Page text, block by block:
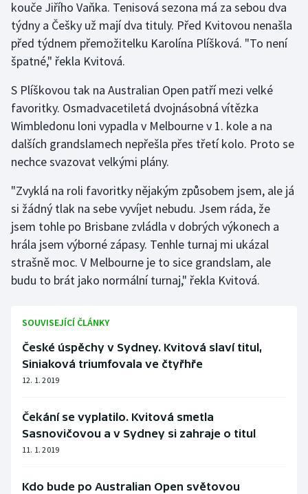
kouče Jiřího Vaňka. Tenisová sezona má za sebou dva
týdny a Češky už mají dva tituly. Před Kvitovou nenašla
před týdnem přemožitelku Karolína Plíšková. "To není
špatné," řekla Kvitová.
S Plíškovou tak na Australian Open patří mezi velké
favoritky. Osmadvacetiletá dvojnásobná vítězka
Wimbledonu loni vypadla v Melbourne v 1. kole a na
dalších grandslamech nepřešla přes třetí kolo. Proto se
nechce svazovat velkými plány.
"Zvyklá na roli favoritky nějakým způsobem jsem, ale já
si žádný tlak na sebe vyvíjet nebudu. Jsem ráda, že
jsem tohle po Brisbane zvládla v dobrých výkonech a
hrála jsem výborné zápasy. Tenhle turnaj mi ukázal
strašně moc. V Melbourne je to sice grandslam, ale
budu to brát jako normální turnaj," řekla Kvitová.
SOUVISEJÍCÍ ČLÁNKY
České úspěchy v Sydney. Kvitová slaví titul,
Siniaková triumfovala ve čtyřhře
12. 1. 2019
Čekání se vyplatilo. Kvitová smetla
Sasnovičovou a v Sydney si zahraje o titul
11. 1. 2019
Kdo bude po Australian Open světovou